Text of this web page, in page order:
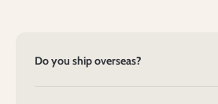
Do you ship overseas?